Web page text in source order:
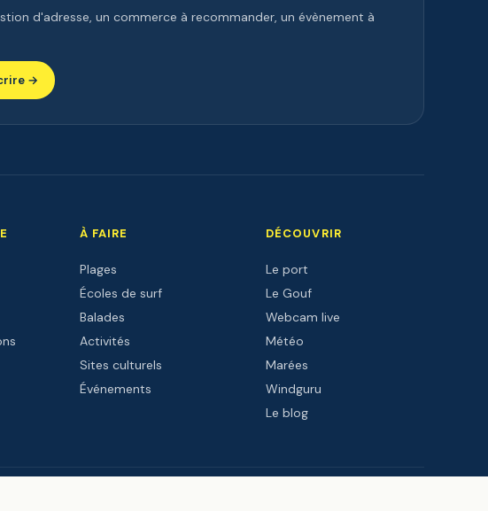
d'adresse, un commerce à recommander, un évènement à
→
À FAIRE
Plages
Écoles de surf
Balades
Activités
Sites culturels
Événements
DÉCOUVRIR
Le port
Le Gouf
Webcam live
Météo
Marées
Windguru
Le blog